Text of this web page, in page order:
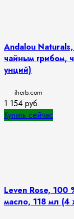
Andalou
чайным грибом,
унций)
iherb.com
1 154 руб.
Купить сейчас
Leven Rose, 100
масло, 118 мл